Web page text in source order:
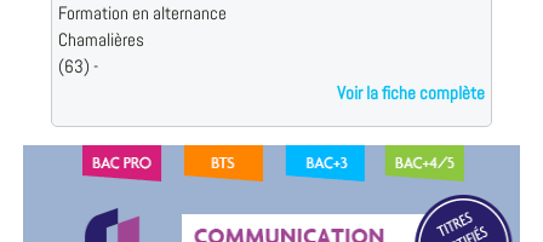
Formation en alternance
Chamalières
(63) -
Voir la fiche complète